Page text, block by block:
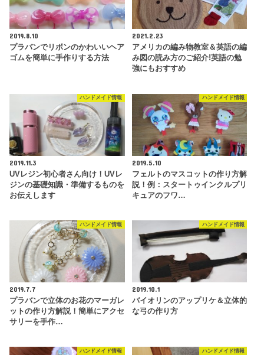
2019.8.10
プラバンでリボンのかわいいヘア
ゴムを簡単に手作りする方法
2021.2.23
アメリカの編み物教室＆英語の編
み図の読み方のご紹介!英語の勉
強にもおすすめ
ハンドメイド情報
2019.11.3
UVレジン初心者さん向け！UVレ
ジンの基礎知識・準備するものを
お伝えします
ハンドメイド情報
2019.5.10
フェルトのマスコットの作り方解
説！例：スタートゥインクルプリ
キュアのフワ…
ハンドメイド情報
2019.7.7
プラバンで立体のお花のマーガレ
ットの作り方解説！簡単にアクセ
サリーを手作…
ハンドメイド情報
2019.10.1
バイオリンのアップリケ＆立体的
な弓の作り方
ハンドメイド情報 ハンドメイド情報